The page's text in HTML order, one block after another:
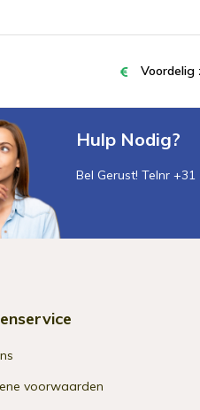
Voordelig
Hulp Nodig?
Bel Gerust! Telnr
voorwaarden